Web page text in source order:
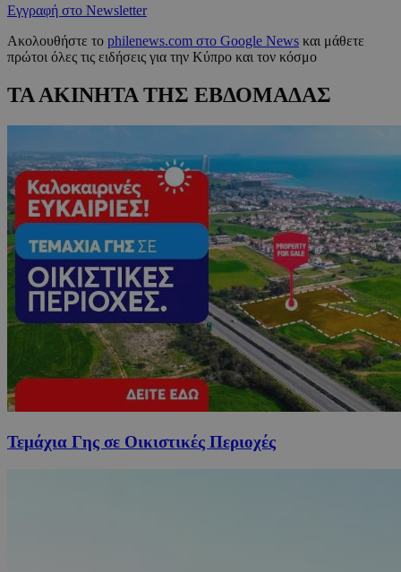
Εγγραφή στο Newsletter
Ακολουθήστε το philenews.com στο Google News και μάθετε
πρώτοι όλες τις ειδήσεις για την Κύπρο και τον κόσμο
ΤΑ ΑΚΙΝΗΤΑ ΤΗΣ ΕΒΔΟΜΑΔΑΣ
Τεμάχια Γης σε Οικιστικές Περιοχές